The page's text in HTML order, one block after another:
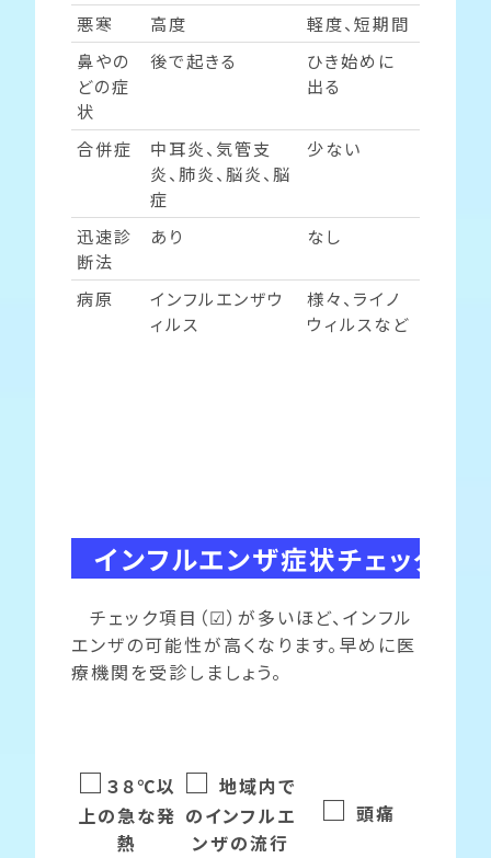
悪寒
高度
軽度、短期間
鼻やの
どの症
状
後で起きる
ひき始めに
出る
合併症
中耳炎、気管支
炎、肺炎、脳炎、脳
症
少ない
迅速診
断法
あり なし
病原
インフルエンザウ
ィルス
様々、ライノ
ウィルスなど
インフルエンザ症状チェック
チェック項目（☑）が多いほど、インフル
エンザの可能性が高くなります。早めに医
療機関を受診しましょう。
□ ３８℃以
上の急な発
熱
□ 地域内で
のインフルエ
ンザの流行
□ 頭痛